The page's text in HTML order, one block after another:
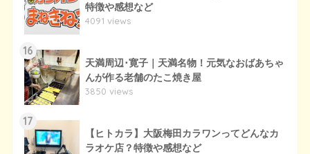
特徴や感想など
4091 views
16
天満周辺･寛子｜天満名物！元気なおばあちゃ
んが作る老舗のたこ焼き屋
3850 views
17
【ヒトカラ】大阪梅田カラワンってどんなカ
ラオケ店？特徴や感想など